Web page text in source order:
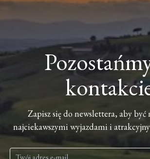
Zapisz się do newslettera, aby być
najciekawszymi wyjazdami i